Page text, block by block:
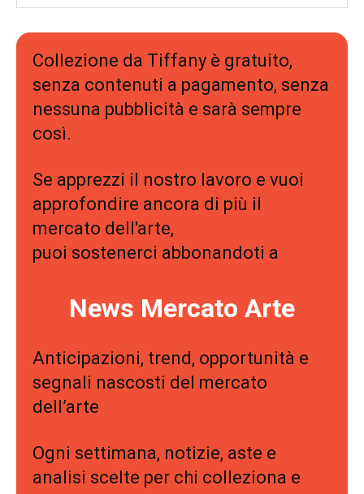
Collezione da Tiffany è gratuito,
senza contenuti a pagamento, senza
nessuna pubblicità e sarà sempre
così.
Se apprezzi il nostro lavoro e vuoi
approfondire ancora di più il
mercato dell'arte,
puoi sostenerci abbonandoti a
News Mercato Arte
Anticipazioni, trend, opportunità e
segnali nascosti del mercato
dell’arte
Ogni settimana, notizie, aste e
analisi scelte per chi colleziona e